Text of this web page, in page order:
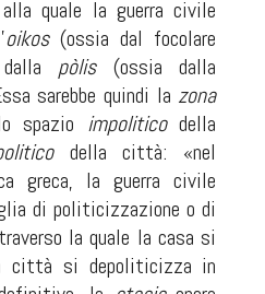
quale la guerra civile
oikos(ossia dal focolare
pòlis(ossia dalla
sarebbe quindi la zona
spazio impoliticodella
della città: «nel
greca, la guerra civile
di politicizzazione o di
la quale la casa si
città si depoliticizza in